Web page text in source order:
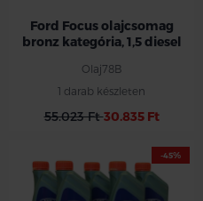
Ford Focus olajcsomag
bronz kategória, 1,5 diesel
Olaj78B
1 darab készleten
55.023 Ft30.835 Ft
-45%